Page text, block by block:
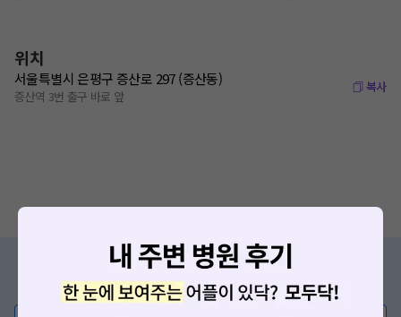
위치
서울특별시 은평구 증산로 297 (증산동)
증산역 3번 출구 바로 앞
복사
증상/치료, 궁금한 점이 있나요?
의사가 직접 답해드려요!